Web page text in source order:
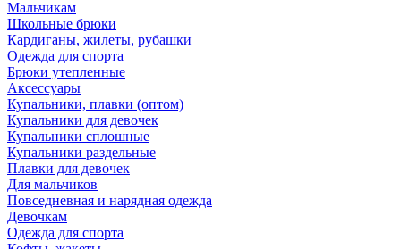
Мальчикам
Школьные брюки
Кардиганы, жилеты, рубашки
Одежда для спорта
Брюки утепленные
Аксессуары
Купальники, плавки (оптом)
Купальники для девочек
Купальники сплошные
Купальники раздельные
Плавки для девочек
Для мальчиков
Повседневная и нарядная одежда
Девочкам
Одежда для спорта